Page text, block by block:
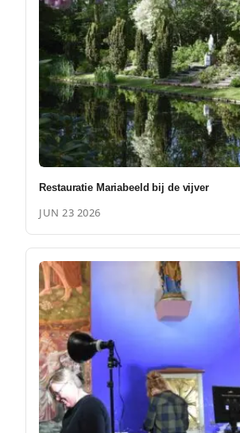
Restauratie Mariabeeld bij de vijver
JUN 23 2026